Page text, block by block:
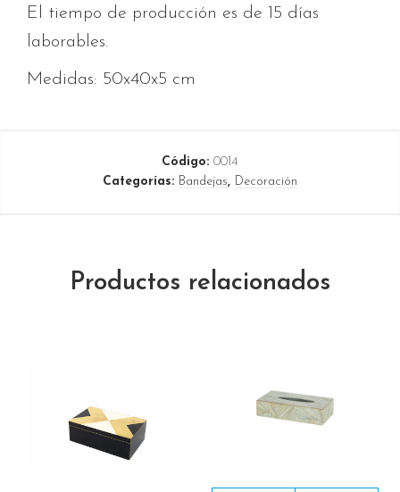
El tiempo de producción es de 15 días
laborables.
Medidas: 50x40x5 cm
Código: 0014
Categorías: Bandejas, Decoración
Productos relacionados